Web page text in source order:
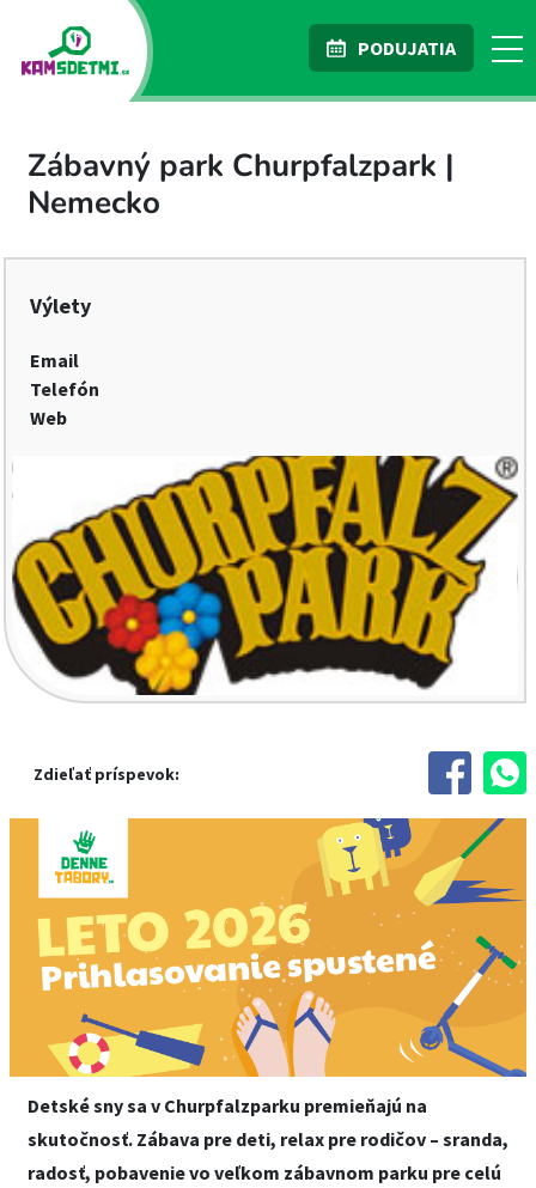
PODUJATIA
Zábavný park Churpfalzpark |
Nemecko
Výlety
Email
Telefón
Web
Zdieľať príspevok:
Detské sny sa v Churpfalzparku premieňajú na
skutočnosť. Zábava pre deti, relax pre rodičov – sranda,
radosť, pobavenie vo veľkom zábavnom parku pre celú